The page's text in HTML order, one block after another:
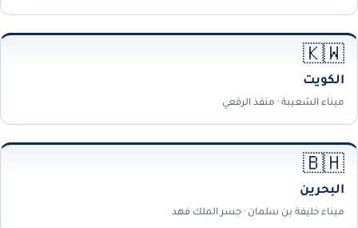
🇰🇼
الكويت
ميناء الشعيبة · منفذ الرقعي
🇧🇭
البحرين
ميناء خليفة بن سلمان · جسر الملك فهد